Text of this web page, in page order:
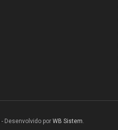
- Desenvolvido por WB Sistem